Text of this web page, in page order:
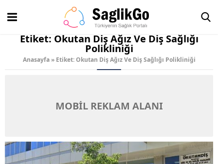
Etiket: Okutan Diş Ağız Ve Diş Sağlığı
Polikliniği
Anasayfa » Etiket: Okutan Diş Ağız Ve Diş Sağlığı Polikliniği
MOBİL REKLAM ALANI